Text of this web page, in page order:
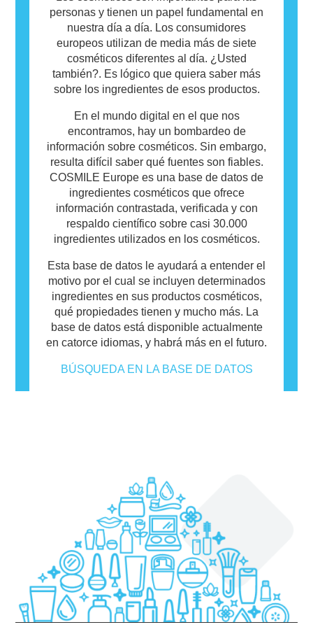
el producto no sea seguro para que otros lo
utilicen.
personas y tienen un papel fundamental en
nuestra día a día. Los consumidores
europeos utilizan de media más de siete
cosméticos diferentes al día. ¿Usted
también?. Es lógico que quiera saber más
sobre los ingredientes de esos productos.
En el mundo digital en el que nos
encontramos, hay un bombardeo de
información sobre cosméticos. Sin embargo,
resulta difícil saber qué fuentes son fiables.
COSMILE Europe es una base de datos de
ingredientes cosméticos que ofrece
información contrastada, verificada y con
respaldo científico sobre casi 30.000
ingredientes utilizados en los cosméticos.
Esta base de datos le ayudará a entender el
motivo por el cual se incluyen determinados
ingredientes en sus productos cosméticos,
qué propiedades tienen y mucho más. La
base de datos está disponible actualmente
en catorce idiomas, y habrá más en el futuro.
BÚSQUEDA EN LA BASE DE DATOS